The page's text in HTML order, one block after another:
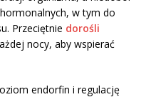
w tym do
Przeciętnie dorośli
nocy, aby wspierać
endorfin i regulację